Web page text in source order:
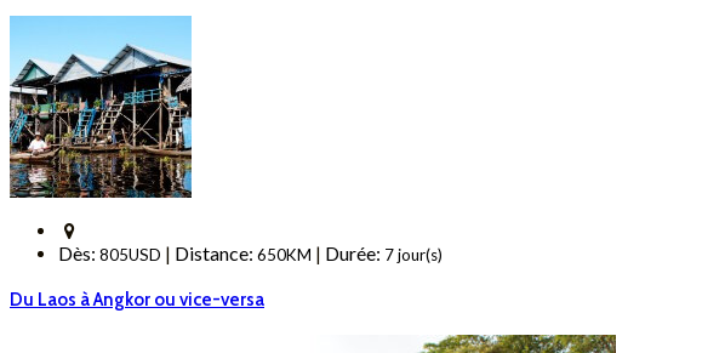
Dès: 805USD | Distance: 650KM | Durée: 7 jour(s)
Du Laos à Angkor ou vice-versa